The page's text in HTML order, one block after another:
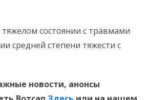
состоянии с травмами
средней степени тяжести с
новости, анонсы